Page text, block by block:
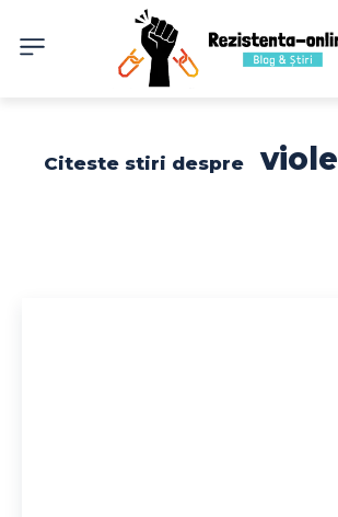
Citeste stiri despre